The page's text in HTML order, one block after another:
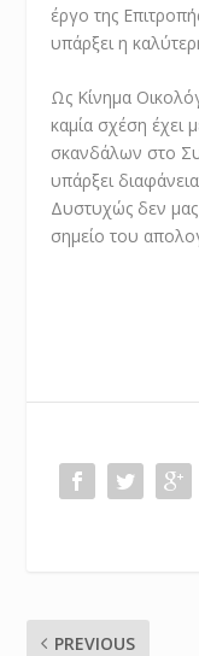
έργο της
υπάρξει η
Ως Κίνημα
καμία σχέση έχει
σκανδάλων στο
υπάρξει
Δυστυχώς δεν
σημείο του
PREVIOUS